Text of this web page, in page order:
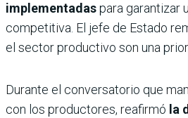
implementadaspara garantizar
competitiva. El jefe de Estado
el sector productivo son una
Durante el conversatorio que
con los productores, reafirmó la